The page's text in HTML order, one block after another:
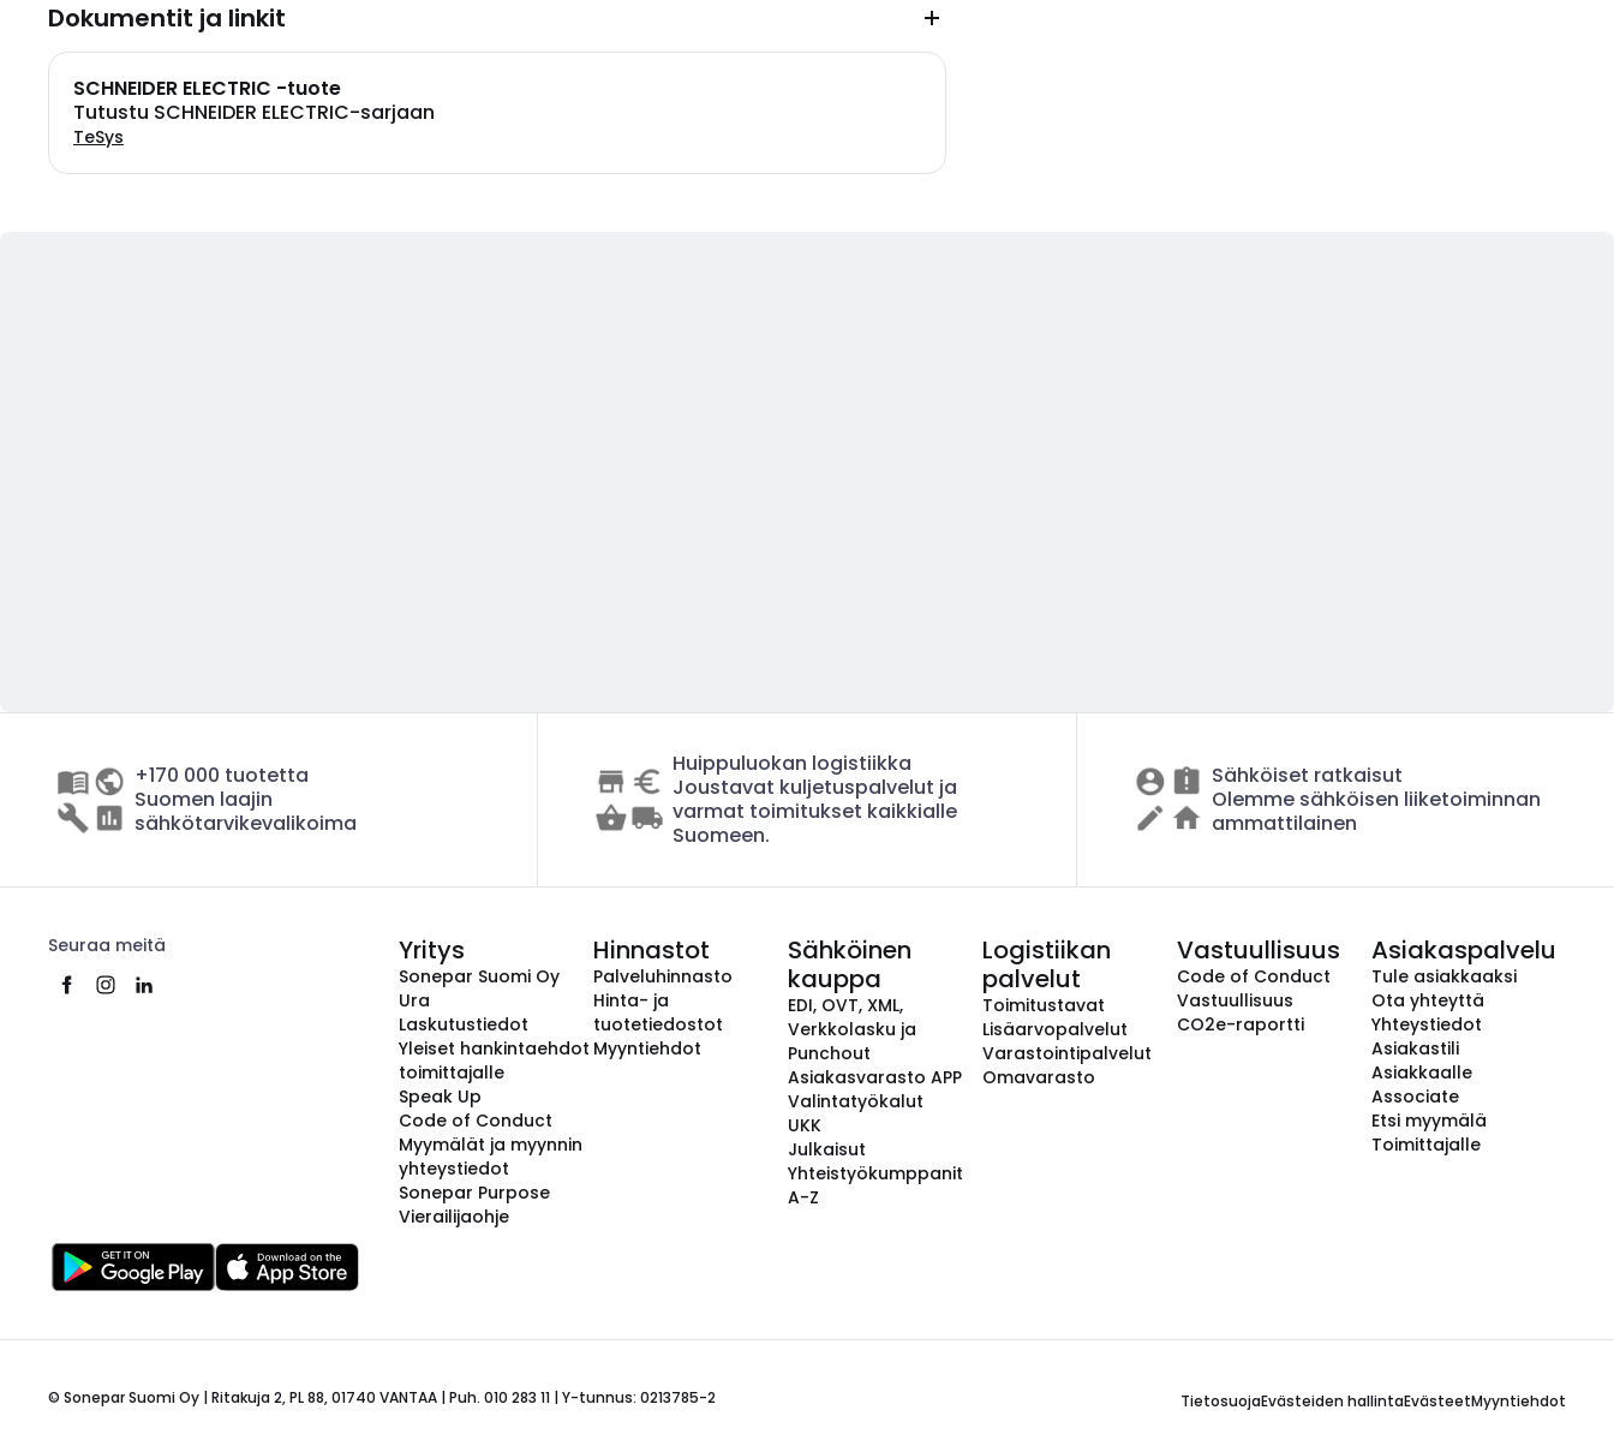
Dokumentit ja linkit
SCHNEIDER ELECTRIC -tuote
Tutustu SCHNEIDER ELECTRIC-sarjaan
TeSys
+170 000 tuotetta
Suomen laajin
sähkötarvikevalikoima
Huippuluokan logistiikka
Joustavat kuljetuspalvelut ja
varmat toimitukset kaikkialle
Suomeen.
Sähköiset ratkaisut
Olemme sähköisen liiketoiminnan
ammattilainen
Seuraa meitä Yritys
Sonepar Suomi Oy
Ura
Laskutustiedot
Yleiset hankintaehdot
toimittajalle
Speak Up
Code of Conduct
Myymälät ja myynnin
yhteystiedot
Sonepar Purpose
Vierailijaohje
Hinnastot
Palveluhinnasto
Hinta- ja
tuotetiedostot
Myyntiehdot
Sähköinen
kauppa
EDI, OVT, XML,
Verkkolasku ja
Punchout
Asiakasvarasto APP
Valintatyökalut
UKK
Julkaisut
Yhteistyökumppanit
A-Z
Logistiikan
palvelut
Toimitustavat
Lisäarvopalvelut
Varastointipalvelut
Omavarasto
Vastuullisuus
Code of Conduct
Vastuullisuus
CO2e-raportti
Asiakaspalvelu
Tule asiakkaaksi
Ota yhteyttä
Yhteystiedot
Asiakastili
Asiakkaalle
Associate
Etsi myymälä
Toimittajalle
© Sonepar Suomi Oy | Ritakuja 2, PL 88, 01740 VANTAA | Puh. 010 283 11 | Y-tunnus: 0213785-2 TietosuojaEvästeiden hallintaEvästeetMyyntiehdot